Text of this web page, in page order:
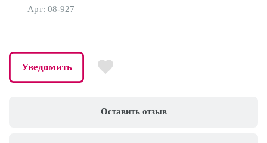
Оставить отзыв
Арт: 08-927
Уведомить